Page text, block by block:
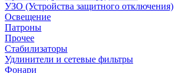
УЗО (Устройства защитного отключения)
Освещение
Патроны
Прочее
Стабилизаторы
Удлинители и сетевые фильтры
Фонари